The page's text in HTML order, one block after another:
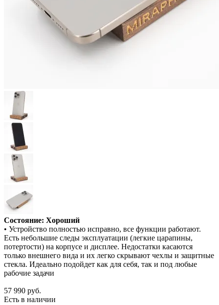
Состояние: Хороший
• Устройство полностью исправно, все функции работают.
Есть небольшие следы эксплуатации (легкие царапины,
потертости) на корпусе и дисплее. Недостатки касаются
только внешнего вида и их легко скрывают чехлы и защитные
стекла. Идеально подойдет как для себя, так и под любые
рабочие задачи
57 990 руб.
Есть в наличии